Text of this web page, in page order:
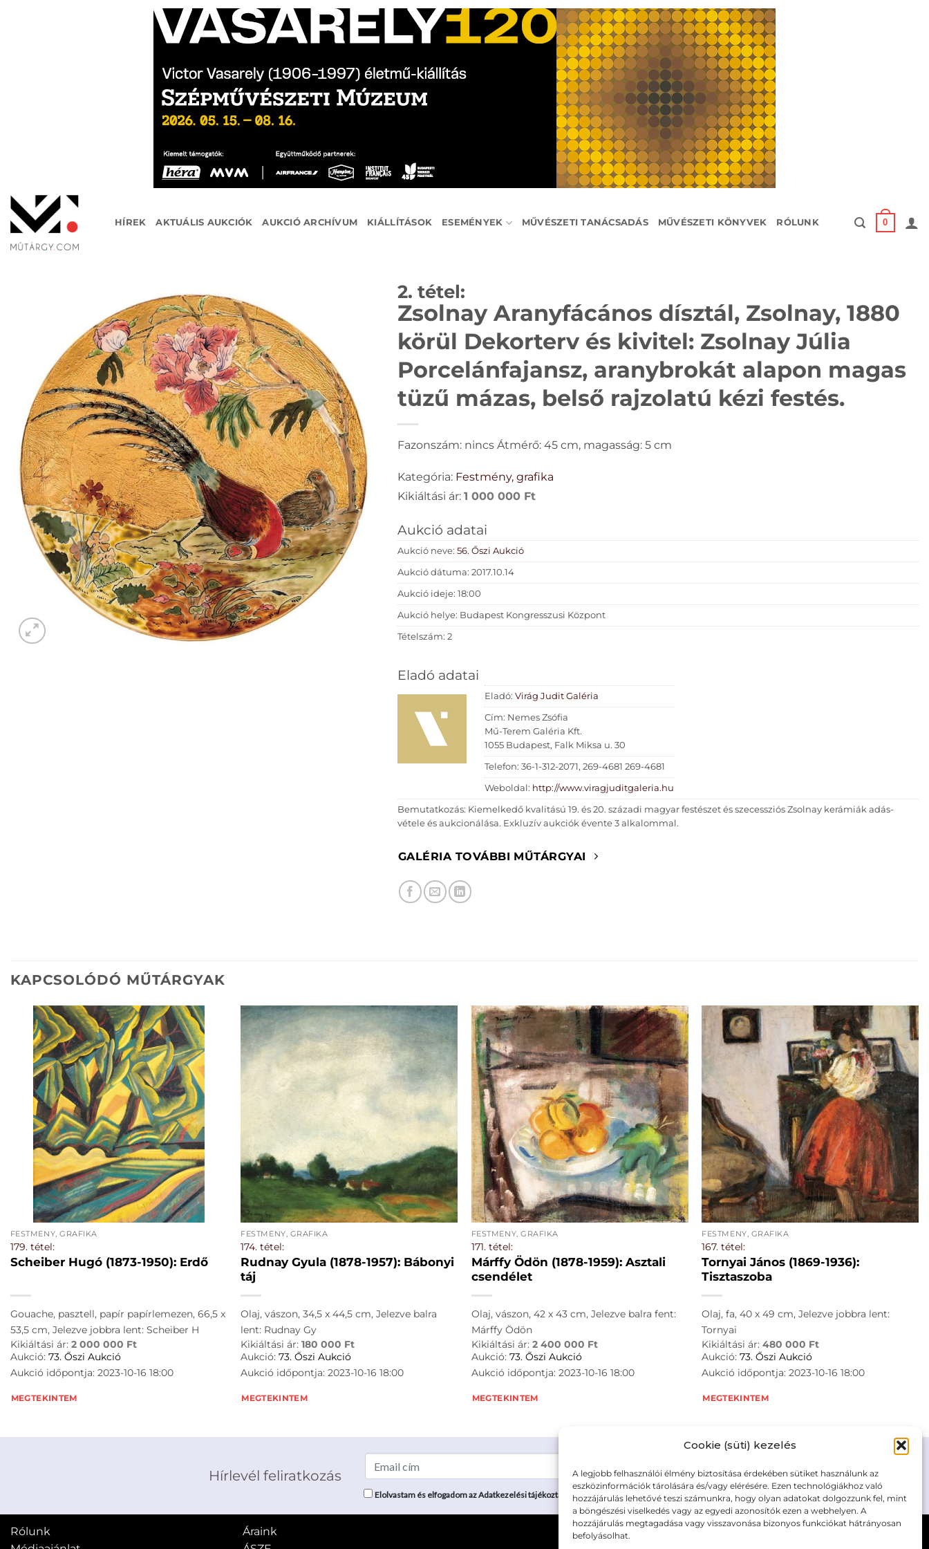
Cookie (süti) kezelés
A legjobb felhasználói élmény biztosítása érdekében sütiket használunk az
eszközinformációk tárolására és/vagy elérésére. Ezen technológiákhoz való
hozzájárulás lehetővé teszi számunkra, hogy olyan adatokat dolgozzunk fel, mint
a böngészési viselkedés vagy az egyedi azonosítók ezen a webhelyen. A
hozzájárulás megtagadása vagy visszavonása bizonyos funkciókat hátrányosan
befolyásolhat.
HÍREK AKTUÁLIS AUKCIÓK AUKCIÓ ARCHÍVUM KIÁLLÍTÁSOK ESEMÉNYEK MŰVÉSZETI TANÁCSADÁS MŰVÉSZETI KÖNYVEK RÓLUNK 0
2. tétel:
Zsolnay Aranyfácános dísztál, Zsolnay, 1880
körül Dekorterv és kivitel: Zsolnay Júlia
Porcelánfajansz, aranybrokát alapon magas
tüzű mázas, belső rajzolatú kézi festés.
Fazonszám: nincs Átmérő: 45 cm, magasság: 5 cm
Kategória: Festmény, grafika
Kikiáltási ár: 1 000 000 Ft
Aukció adatai
Aukció neve: 56. Őszi Aukció
Aukció dátuma: 2017.10.14
Aukció ideje: 18:00
Aukció helye: Budapest Kongresszusi Központ
Tételszám: 2
Eladó adatai
Eladó: Virág Judit Galéria
Cím: Nemes Zsófia
Mű-Terem Galéria Kft.
1055 Budapest, Falk Miksa u. 30
Telefon: 36-1-312-2071, 269-4681 269-4681
Weboldal: http://www.viragjuditgaleria.hu
Bemutatkozás: Kiemelkedő kvalitású 19. és 20. századi magyar festészet és szecessziós Zsolnay kerámiák adás-
vétele és aukcionálása. Exkluzív aukciók évente 3 alkalommal.
GALÉRIA TOVÁBBI MŰTÁRGYAI
KAPCSOLÓDÓ MŰTÁRGYAK
FESTMÉNY, GRAFIKA
179. tétel:
Scheiber Hugó (1873-1950): Erdő
Gouache, pasztell, papír papírlemezen, 66,5 x
53,5 cm, Jelezve jobbra lent: Scheiber H
Kikiáltási ár: 2 000 000 Ft
Aukció: 73. Őszi Aukció
Aukció időpontja: 2023-10-16 18:00
MEGTEKINTEM
FESTMÉNY, GRAFIKA
174. tétel:
Rudnay Gyula (1878-1957): Bábonyi
táj
Olaj, vászon, 34,5 x 44,5 cm, Jelezve balra
lent: Rudnay Gy
Kikiáltási ár:180 000 Ft
Aukció:73. Őszi Aukció
Aukció időpontja: 2023-10-16 18:00
MEGTEKINTEM
FESTMÉNY, GRAFIKA
171. tétel:
Márffy Ödön (1878-1959): Asztali
csendélet
Olaj, vászon, 42 x 43 cm, Jelezve balra fent:
Márffy Ödön
Kikiáltási ár: 2 400 000 Ft
Aukció: 73. Őszi Aukció
Aukció időpontja: 2023-10-16 18:00
MEGTEKINTEM
FESTMÉNY, GRAFIKA
167. tétel:
Tornyai János (1869-1936):
Tisztaszoba
Olaj, fa, 40 x 49 cm, Jelezve jobbra lent:
Tornyai
Kikiáltási ár:480 000 Ft
Aukció:73. Őszi Aukció
Aukció időpontja: 2023-10-16 18:00
MEGTEKINTEM
Hírlevél feliratkozás
Elolvastam és elfogadom az Adatkezelési tájékoztatót: mutargy.com/adatkezelesi-tajekoztato/
Rólunk
Áraink